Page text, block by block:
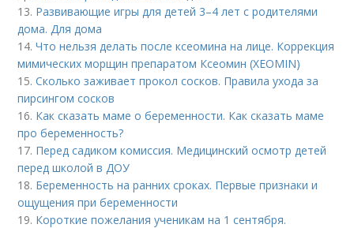
13. Развивающие игры для детей 3–4 лет с родителями
дома. Для дома
14.Что нельзя делать после ксеомина на лице. Коррекция
мимических морщин препаратом Ксеомин (XEOMIN)
15.Сколько заживает прокол сосков. Правила ухода за
пирсингом сосков
16. Как сказать маме о беременности. Как сказать маме
про беременность?
17. Перед садиком комиссия. Медицинский осмотр детей
перед школой в ДОУ
18. Беременность на ранних сроках. Первые признаки и
ощущения при беременности
19. Короткие пожелания ученикам на 1 сентября.